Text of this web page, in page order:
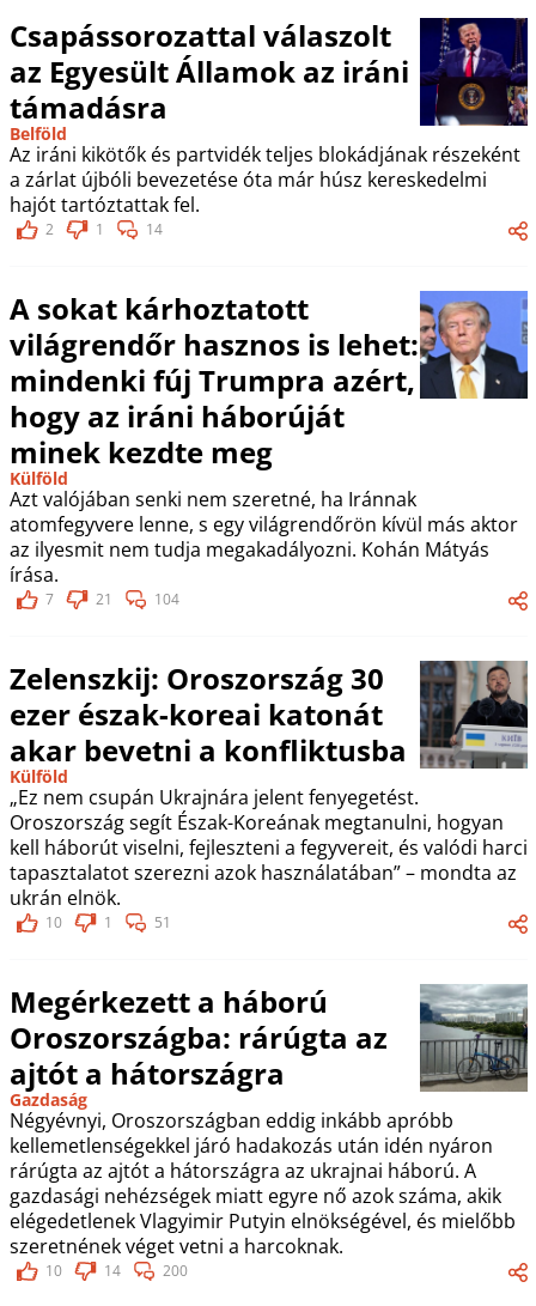
Csapássorozattal válaszolt
az Egyesült Államok az iráni
támadásra
Belföld
Az iráni kikötők és partvidék teljes blokádjának részeként
a zárlat újbóli bevezetése óta már húsz kereskedelmi
hajót tartóztattak fel.
2 1 14
A sokat kárhoztatott
világrendőr hasznos is lehet:
mindenki fúj Trumpra azért,
hogy az iráni háborúját
minek kezdte meg
Külföld
Azt valójában senki nem szeretné, ha Iránnak
atomfegyvere lenne, s egy világrendőrön kívül más aktor
az ilyesmit nem tudja megakadályozni. Kohán Mátyás
írása.
7 21 104
Zelenszkij: Oroszország 30
ezer észak-koreai katonát
akar bevetni a konfliktusba
Külföld
„Ez nem csupán Ukrajnára jelent fenyegetést.
Oroszország segít Észak-Koreának megtanulni, hogyan
kell háborút viselni, fejleszteni a fegyvereit, és valódi harci
tapasztalatot szerezni azok használatában” – mondta az
ukrán elnök.
10 1 51
Megérkezett a háború
Oroszországba: rárúgta az
ajtót a hátországra
Gazdaság
Négyévnyi, Oroszországban eddig inkább apróbb
kellemetlenségekkel járó hadakozás után idén nyáron
rárúgta az ajtót a hátországra az ukrajnai háború. A
gazdasági nehézségek miatt egyre nő azok száma, akik
elégedetlenek Vlagyimir Putyin elnökségével, és mielőbb
szeretnének véget vetni a harcoknak.
10 14 200